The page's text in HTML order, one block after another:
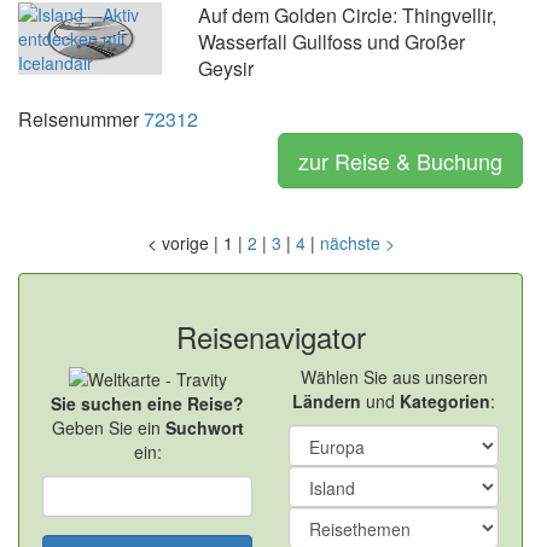
Auf dem Golden Circle: Thingvellir,
Wasserfall Gullfoss und Großer
Geysir
Reisenummer72312
zur Reise & Buchung
< vorige | 1 | 2 | 3 | 4| nächste >
Reisenavigator
Sie suchen eine Reise?
Geben Sie ein Suchwort
ein:
Wählen Sie aus unseren
Ländern und Kategorien: